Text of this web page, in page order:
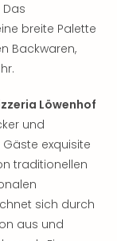
breite Palette
Backwaren,
Löwenhof
und
exquisite
traditionellen
sich durch
aus und